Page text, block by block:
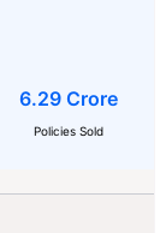
6.29 Crore
Policies Sold